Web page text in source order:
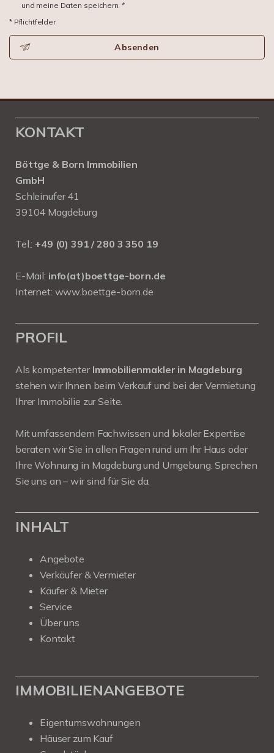
und meine Daten speichern. *
* Pflichtfelder
Absenden
KONTAKT
Böttge & Born Immobilien
GmbH
Schleinufer 41
39104 Magdeburg
Tel.: +49 (0) 391 / 280 3 350 19
E-Mail: info(at)boettge-born.de
Internet: www.boettge-born.de
PROFIL
Als kompetenter Immobilienmakler in Magdeburg
stehen wir Ihnen beim Verkauf und bei der Vermietung
Ihrer Immobilie zur Seite.
Mit umfassendem Fachwissen und lokaler Expertise
beraten wir Sie in allen Fragen rund um Ihr Haus oder
Ihre Wohnung in Magdeburg und Umgebung. Sprechen
Sie uns an – wir sind für Sie da.
INHALT
Angebote
Verkäufer & Vermieter
Käufer & Mieter
Service
Über uns
Kontakt
IMMOBILIENANGEBOTE
Eigentumswohnungen
Häuser zum Kauf